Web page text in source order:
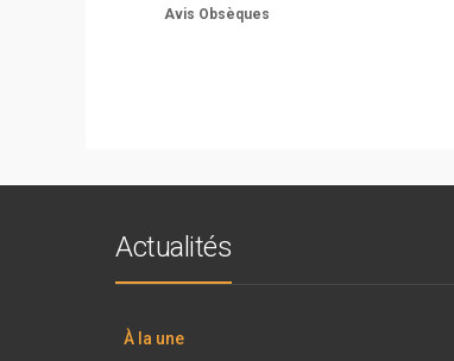
Avis Obsèques
Actualités
À la une